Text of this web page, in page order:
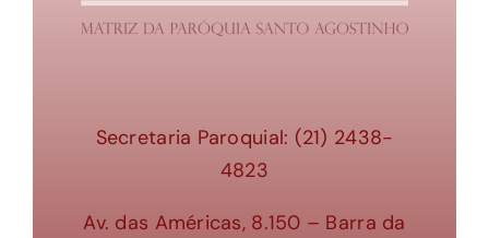
Secretaria Paroquial: (21) 2438-
4823
Av. das Américas, 8.150 – Barra da